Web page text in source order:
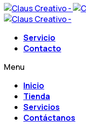
Servicio
Contacto
Menu
Inicio
Tienda
Servicios
Contáctanos